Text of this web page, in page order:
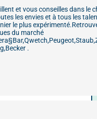
et vous conseilles dans le
les envies et à tous les
le plus
du marché
.